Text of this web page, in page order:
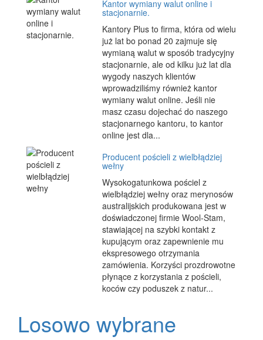
Kantor wymiany walut online i
stacjonarnie.
Kantory Plus to firma, która od wielu
już lat bo ponad 20 zajmuje się
wymianą walut w sposób tradycyjny
stacjonarnie, ale od kilku już lat dla
wygody naszych klientów
wprowadziliśmy również kantor
wymiany walut online. Jeśli nie
masz czasu dojechać do naszego
stacjonarnego kantoru, to kantor
online jest dla...
Producent pościeli z wielbłądziej
wełny
Wysokogatunkowa pościel z
wielbłądziej wełny oraz merynosów
australijskich produkowana jest w
doświadczonej firmie Wool-Stam,
stawiającej na szybki kontakt z
kupującym oraz zapewnienie mu
ekspresowego otrzymania
zamówienia. Korzyści prozdrowotne
płynące z korzystania z pościeli,
koców czy poduszek z natur...
Losowo wybrane